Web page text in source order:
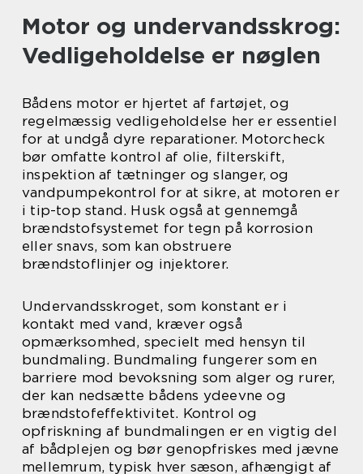
Motor og undervandsskrog:
Vedligeholdelse er nøglen
Bådens motor er hjertet af fartøjet, og
regelmæssig vedligeholdelse her er essentiel
for at undgå dyre reparationer. Motorcheck
bør omfatte kontrol af olie, filterskift,
inspektion af tætninger og slanger, og
vandpumpekontrol for at sikre, at motoren er
i tip-top stand. Husk også at gennemgå
brændstofsystemet for tegn på korrosion
eller snavs, som kan obstruere
brændstoflinjer og injektorer.
Undervandsskroget, som konstant er i
kontakt med vand, kræver også
opmærksomhed, specielt med hensyn til
bundmaling. Bundmaling fungerer som en
barriere mod bevoksning som alger og rurer,
der kan nedsætte bådens ydeevne og
brændstofeffektivitet. Kontrol og
opfriskning af bundmalingen er en vigtig del
af bådplejen og bør genopfriskes med jævne
mellemrum, typisk hver sæson, afhængigt af